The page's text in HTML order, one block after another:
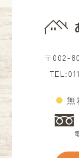
〒002-
TEL:
無